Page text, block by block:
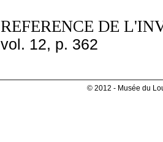
REFERENCE DE
vol. 12, p. 362
© 2012 - Musée du